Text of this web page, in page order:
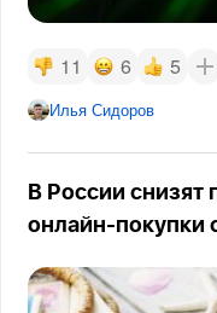
11 6 5
Илья Сидоров
В России
онлайн-покупки